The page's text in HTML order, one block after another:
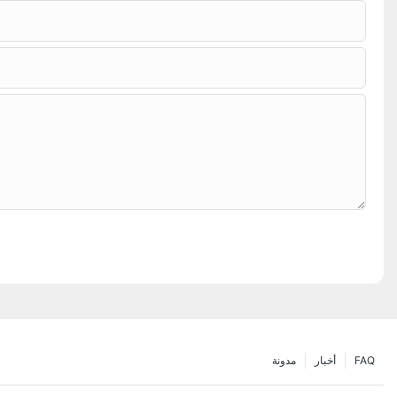
FAQ أخبار مدونة